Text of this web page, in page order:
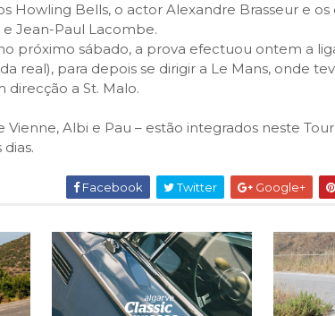
Howling Bells, o actor Alexandre Brasseur e os
Jean-Paul Lacombe.
próximo sábado, a prova efectuou ontem a
real), para depois se dirigir a Le Mans, onde
direcção a St. Malo.
Vienne, Albi e Pau – estão integrados neste
Facebook Twitter Google+